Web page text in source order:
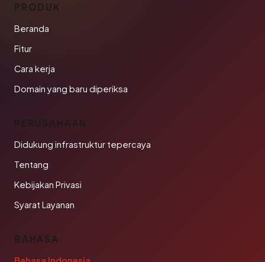
PRODUK
Beranda
Fitur
Cara kerja
Domain yang baru diperiksa
PERUSAHAAN
Didukung infrastruktur tepercaya
Tentang
Kebijakan Privasi
Syarat Layanan
BAHASA